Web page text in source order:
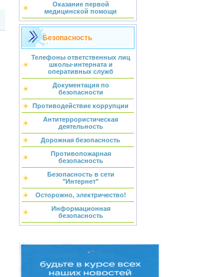
Оказание первой
медицинской помощи
Безопасность
Телефоны ответственных лиц
школы-интерната и
оперативных служб
Документация по
безопасности
Противодействие коррупции
Антитеррористическая
деятельность
Дорожная безопасность
Противопожарная
безопасность
Безопасность в сети
"Интернет"
Осторожно, электричество!
Информационная
безопасность